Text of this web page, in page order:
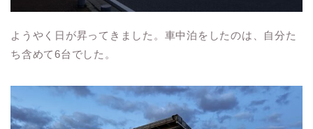
ようやく日が昇ってきました。車中泊をしたのは、自分た
ち含めて6台でした。